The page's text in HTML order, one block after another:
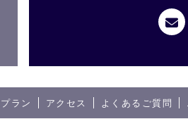
ラン アクセス よくあるご質問